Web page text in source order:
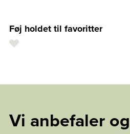
Føj holdet til favoritter
Vi anbefaler